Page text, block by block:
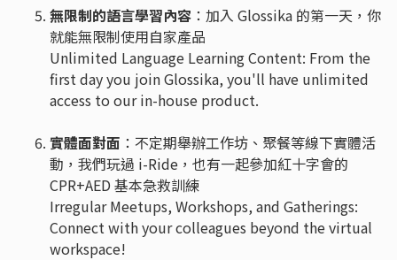
無限制的語言學習內容 ：加入 Glossika 的第一天，你
就能無限制使用自家產品
Unlimited Language Learning Content: From the
first day you join Glossika, you'll have unlimited
access to our in-house product.
實體面對面 ：不定期舉辦工作坊、聚餐等線下實體活
動，我們玩過 i-Ride，也有一起參加紅十字會的
CPR+AED 基本急救訓練
Irregular Meetups, Workshops, and Gatherings:
Connect with your colleagues beyond the virtual
workspace!